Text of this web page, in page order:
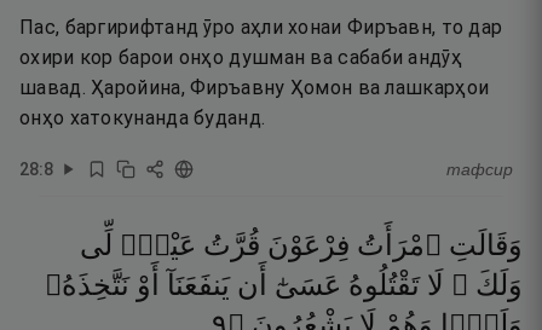
Пас, баргирифтанд ӯро аҳли хонаи Фиръавн, то дар
охири кор барои онҳо душман ва сабаби андӯҳ
шавад. Ҳаройина, Фиръавну Ҳомон ва лашкарҳои
онҳо хатокунанда буданд.
28:8 тафсир
وَقَالَتِ ٱمْرَأَتُ فِرْعَوْنَ قُرَّتُ عَيْنٍۢ لِّى
وَلَكَ ۖ لَا تَقْتُلُوهُ عَسَىٰٓ أَن يَنفَعَنَآ أَوْ نَتَّخِذَهُۥ